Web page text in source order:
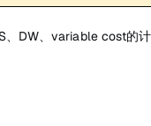
DW、variable cost的